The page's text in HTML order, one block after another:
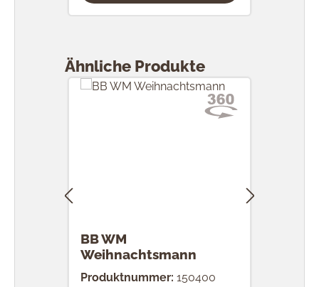
Ähnliche Produkte
BB WM
Weihnachtsmann
Produktnummer: 150400